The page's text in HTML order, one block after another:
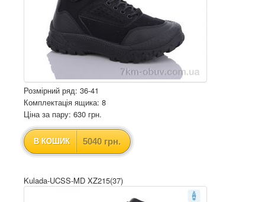
Розмірний ряд: 36-41
Комплектація ящика: 8
Ціна за пару: 630 грн.
В КОШИК 5040 грн.
Kulada-UCSS-MD XZ215(37)